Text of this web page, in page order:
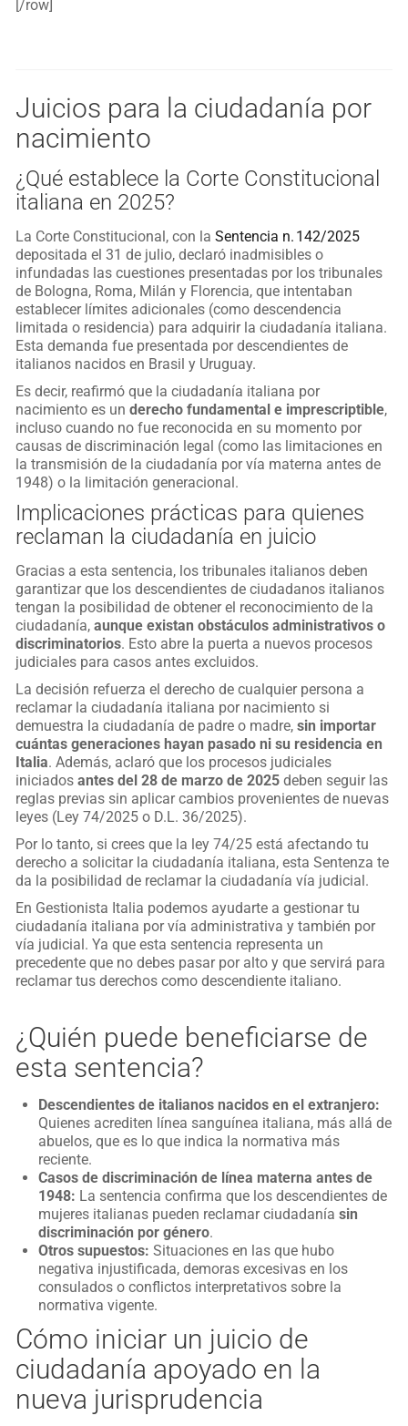
[/row]
Juicios para la ciudadanía por
nacimiento
¿Qué establece la Corte Constitucional
italiana en 2025?
La Corte Constitucional, con laSentencia n. 142/2025
depositada el 31 de julio, declaró inadmisibles o
infundadas las cuestiones presentadas por los tribunales
de Bologna, Roma, Milán y Florencia, que intentaban
establecer límites adicionales (como descendencia
limitada o residencia) para adquirir la ciudadanía italiana.
Esta demanda fue presentada por descendientes de
italianos nacidos en Brasil y Uruguay.
Es decir, reafirmó que la ciudadanía italiana por
nacimiento es underecho fundamental e imprescriptible,
incluso cuando no fue reconocida en su momento por
causas de discriminación legal (como las limitaciones en
la transmisión de la ciudadanía por vía materna antes de
1948) o la limitación generacional.
Implicaciones prácticas para quienes
reclaman la ciudadanía en juicio
Gracias a esta sentencia, los tribunales italianos deben
garantizar que los descendientes de ciudadanos italianos
tengan la posibilidad de obtener el reconocimiento de la
ciudadanía,aunque existan obstáculos administrativos o
discriminatorios. Esto abre la puerta a nuevos procesos
judiciales para casos antes excluidos.
La decisión refuerza el derecho de cualquier persona a
reclamar la ciudadanía italiana por nacimiento si
demuestra la ciudadanía de padre o madre,sin importar
cuántas generaciones hayan pasado ni su residencia en
Italia. Además, aclaró que los procesos judiciales
iniciadosantes del 28 de marzo de 2025deben seguir las
reglas previas sin aplicar cambios provenientes de nuevas
leyes (Ley 74/2025 o D.L. 36/2025).
Por lo tanto, si crees que la ley 74/25 está afectando tu
derecho a solicitar la ciudadanía italiana, esta Sentenza te
da la posibilidad de reclamar la ciudadanía vía judicial.
En Gestionista Italia podemos ayudarte a gestionar tu
ciudadanía italiana por vía administrativa y también por
vía judicial. Ya que esta sentencia representa un
precedente que no debes pasar por alto y que servirá para
reclamar tus derechos como descendiente italiano.
¿Quién puede beneficiarse de
esta sentencia?
Descendientes de italianos nacidos en el extranjero:
Quienes acrediten línea sanguínea italiana, más allá de
abuelos, que es lo que indica la normativa más
reciente.
Casos de discriminación de línea materna antes de
1948: La sentencia confirma que los descendientes de
mujeres italianas pueden reclamar ciudadaníasin
discriminación por género.
Otros supuestos:Situaciones en las que hubo
negativa injustificada, demoras excesivas en los
consulados o conflictos interpretativos sobre la
normativa vigente.
Cómo iniciar un juicio de
ciudadanía apoyado en la
nueva jurisprudencia